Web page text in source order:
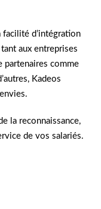
facilité d’intégration
aux entreprises
partenaires comme
Kadeos
la reconnaissance,
de vos salariés.